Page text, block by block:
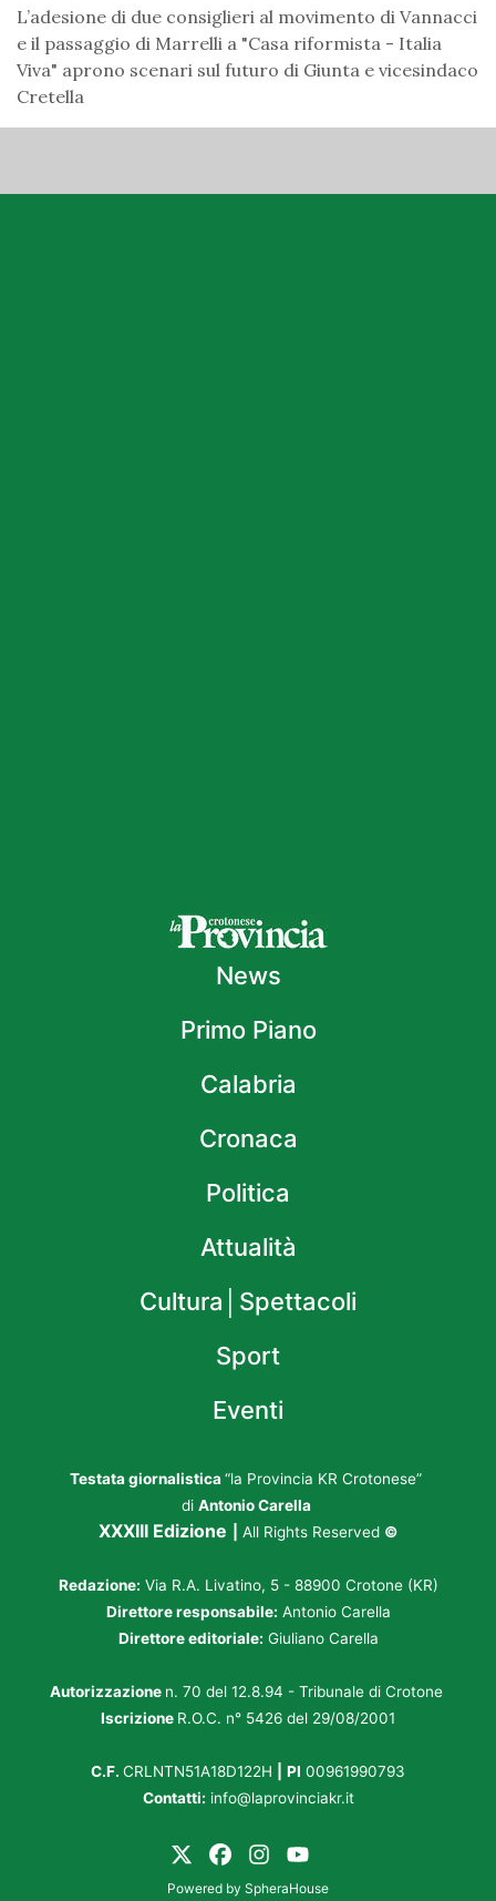
L’adesione di due consiglieri al movimento di Vannacci
e il passaggio di Marrelli a "Casa riformista - Italia
Viva" aprono scenari sul futuro di Giunta e vicesindaco
Cretella
News
Primo Piano
Calabria
Cronaca
Politica
Attualità
Cultura│Spettacoli
Sport
Eventi
Testata giornalistica “la Provincia KR Crotonese”
di Antonio Carella
XXXIII Edizione All Rights Reserved ©
Redazione: Via R.A. Livatino, 5 - 88900 Crotone (KR)
Direttore responsabile: Antonio Carella
Direttore editoriale: Giuliano Carella
Autorizzazione n. 70 del 12.8.94 - Tribunale di Crotone
Iscrizione R.O.C. n° 5426 del 29/08/2001
C.F. CRLNTN51A18D122H PI 00961990793
Contatti: info@laprovinciakr.it
Powered by SpheraHouse